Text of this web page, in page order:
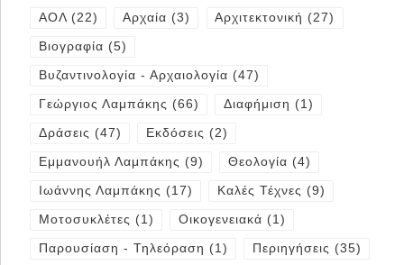
ΑΟΛ(22) Αρχαία (3) Αρχιτεκτονική (27)
Βιογραφία (5)
Βυζαντινολογία - Αρχαιολογία (47)
Γεώργιος Λαμπάκης (66) Διαφήμιση (1)
Δράσεις (47) Εκδόσεις (2)
Εμμανουήλ Λαμπάκης (9) Θεολογία (4)
Ιωάννης Λαμπάκης (17) Καλές Τέχνες (9)
Μοτοσυκλέτες (1) Οικογενειακά (1)
Παρουσίαση - Τηλεόραση (1) Περιηγήσεις (35)